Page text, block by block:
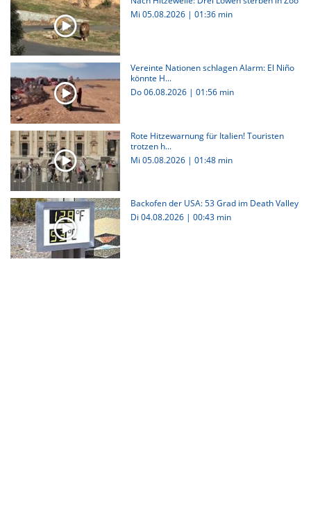
Mi 05.08.2026 | 01:36 min
Vereinte Nationen schlagen Alarm: El Niño
könnte H...
Do 06.08.2026 | 01:56 min
Rote Hitzewarnung für Italien! Touristen
trotzen h...
Mi 05.08.2026 | 01:48 min
Backofen der USA: 53 Grad im Death Valley
Di 04.08.2026 | 00:43 min